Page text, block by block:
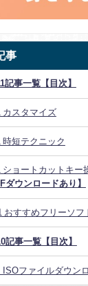
事
事一覧【目次】
カスタマイズ
時短テクニック
ショートカットキー
ダウンロードあり】
おすすめフリーソフ
事一覧【目次】
ファイルダウン